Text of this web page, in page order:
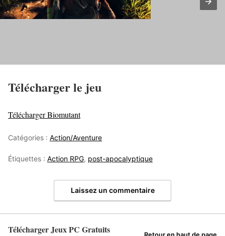
Télécharger le jeu
Télécharger Biomutant
Catégories : Action/Aventure
Étiquettes : Action RPG, post-apocalyptique
Laissez un commentaire
Télécharger Jeux PC Gratuits